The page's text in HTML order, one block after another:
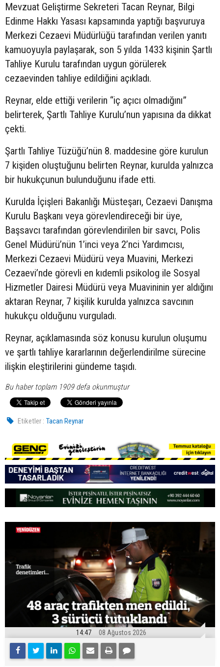
Mevzuat Geliştirme Sekreteri Tacan Reynar, Bilgi
Edinme Hakkı Yasası kapsamında yaptığı başvuruya
Merkezi Cezaevi Müdürlüğü tarafından verilen yanıtı
kamuoyuyla paylaşarak, son 5 yılda 1433 kişinin Şartlı
Tahliye Kurulu tarafından uygun görülerek
cezaevinden tahliye edildiğini açıkladı.
Reynar, elde ettiği verilerin “iç açıcı olmadığını”
belirterek, Şartlı Tahliye Kurulu’nun yapısına da dikkat
çekti.
Şartlı Tahliye Tüzüğü’nün 8. maddesine göre kurulun
7 kişiden oluştuğunu belirten Reynar, kurulda yalnızca
bir hukukçunun bulunduğunu ifade etti.
Kurulda İçişleri Bakanlığı Müsteşarı, Cezaevi Danışma
Kurulu Başkanı veya görevlendireceği bir üye,
Başsavcı tarafından görevlendirilen bir savcı, Polis
Genel Müdürü’nün 1’inci veya 2’nci Yardımcısı,
Merkezi Cezaevi Müdürü veya Muavini, Merkezi
Cezaevi’nde görevli en kıdemli psikolog ile Sosyal
Hizmetler Dairesi Müdürü veya Muavininin yer aldığını
aktaran Reynar, 7 kişilik kurulda yalnızca savcının
hukukçu olduğunu vurguladı.
Reynar, açıklamasında söz konusu kurulun oluşumu
ve şartlı tahliye kararlarının değerlendirilme sürecine
ilişkin eleştirilerini gündeme taşıdı.
Bu haber toplam 1909 defa okunmuştur
Etiketler : Tacan Reynar
14:47 08 Ağustos 2026